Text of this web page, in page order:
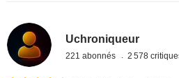
Uchroniqueur
221 abonnés 2 578